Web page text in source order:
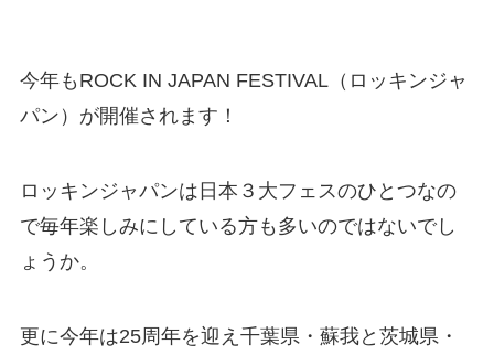
今年もROCK IN JAPAN FESTIVAL（ロッキンジャ
パン）が開催されます！
ロッキンジャパンは日本３大フェスのひとつなの
で毎年楽しみにしている方も多いのではないでし
ょうか。
更に今年は25周年を迎え千葉県・蘇我と茨城県・